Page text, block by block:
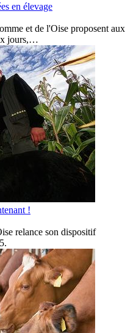
en élevage
et de l'Oise proposent aux
jours,…
!
relance son dispositif